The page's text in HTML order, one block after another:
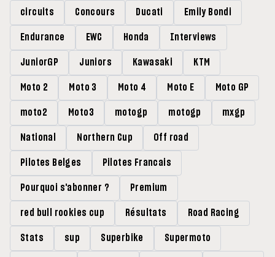
circuits Concours Ducati Emily Bondi
Endurance EWC Honda Interviews
JuniorGP Juniors Kawasaki KTM
Moto 2 Moto 3 Moto 4 Moto E Moto GP
moto2 Moto3 motogp motogp mxgp
National Northern Cup Off road
Pilotes Belges Pilotes Francais
Pourquoi s'abonner ? Premium
red bull rookies cup Résultats Road Racing
Stats sup Superbike Supermoto